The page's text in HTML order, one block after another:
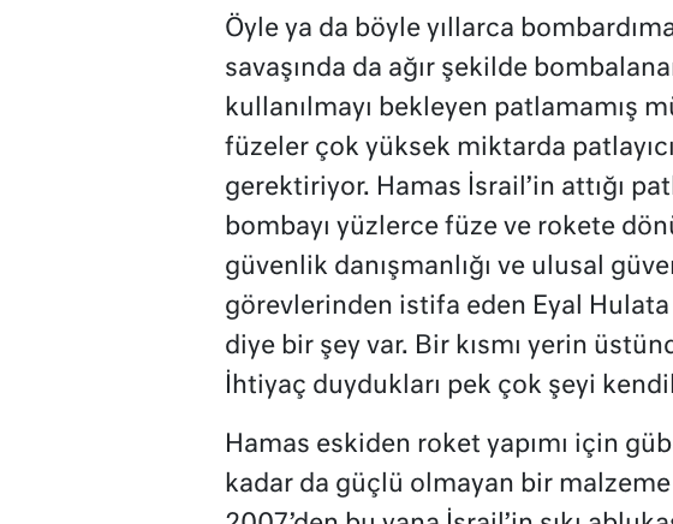
Öyle ya da böyle yıllarca
savaşında da ağır şekilde
kullanılmayı bekleyen patlamamış
füzeler çok yüksek miktarda
gerektiriyor. Hamas İsrail’in attığı
bombayı yüzlerce füze ve rokete
güvenlik danışmanlığı ve ulusal
görevlerinden istifa eden Eyal Hulata
diye bir şey var. Bir kısmı yerin
İhtiyaç duydukları pek çok şeyi
Hamas eskiden roket yapımı için
kadar da güçlü olmayan bir